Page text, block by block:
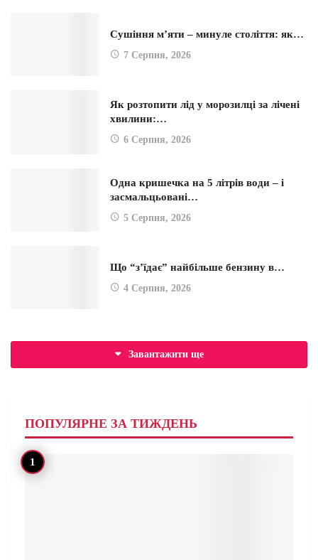
Сушіння м’яти – минуле століття: як…
7 Серпня, 2026
Як розтопити лід у морозилці за лічені
хвилини:…
6 Серпня, 2026
Одна кришечка на 5 літрів води – і
засмальцьовані…
5 Серпня, 2026
Що “з’їдає” найбільше бензину в…
4 Серпня, 2026
Завантажити ще
ПОПУЛЯРНЕ ЗА ТИЖДЕНЬ